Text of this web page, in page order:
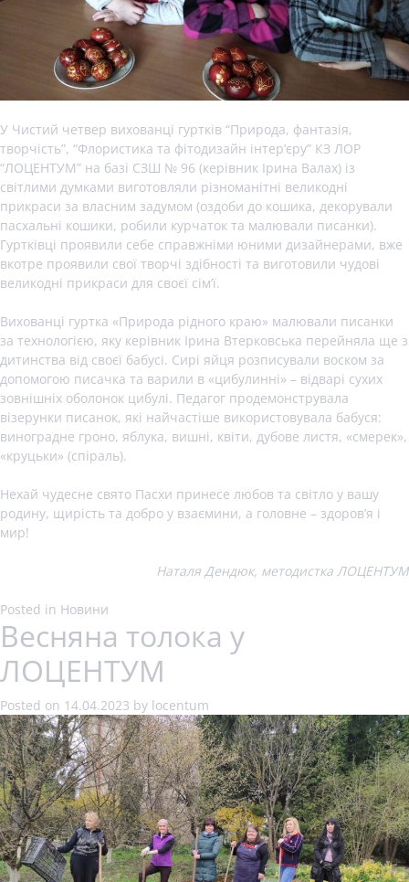
У Чистий четвер вихованці гуртків “Природа, фантазія,
творчість”, “Флористика та фітодизайн інтер’єру” КЗ ЛОР
“ЛОЦЕНТУМ” на базі СЗШ № 96 (керівник Ірина Валах) із
світлими думками виготовляли різноманітні великодні
прикраси за власним задумом (оздоби до кошика, декорували
пасхальні кошики, робили курчаток та малювали писанки).
Гуртківці проявили себе справжніми юними дизайнерами, вже
вкотре проявили свої творчі здібності та виготовили чудові
великодні прикраси для своєї сім’ї.
Вихованці гуртка «Природа рідного краю» малювали писанки
за технологією, яку керівник Ірина Втерковська перейняла ще з
дитинства від своєї бабусі. Сирі яйця розписували воском за
допомогою писачка та варили в «цибулинні» – відварі сухих
зовнішніх оболонок цибулі. Педагог продемонструвала
візерунки писанок, які найчастіше використовувала бабуся:
виноградне гроно, яблука, вишні, квіти, дубове листя, «смерек»,
«круцьки» (спіраль).
Нехай чудесне свято Пасхи принесе любов та світло у вашу
родину, щирість та добро у взаємини, а головне – здоров’я і
мир!
Наталя Дендюк, методистка ЛОЦЕНТУМ
Posted in Новини
Весняна толока у
ЛОЦЕНТУМ
Posted on 14.04.2023 by locentum